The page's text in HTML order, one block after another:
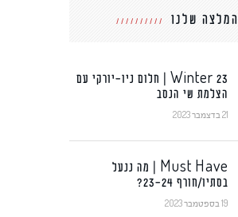
המלצה שלנו
Winter 23 | חלום ניו-יורקי עם
הצלמת שי הנסב
21 בדצמבר 2023
Must Have | מה ננעל
בסתיו/חורף 23-24?
19 בספטמבר 2023